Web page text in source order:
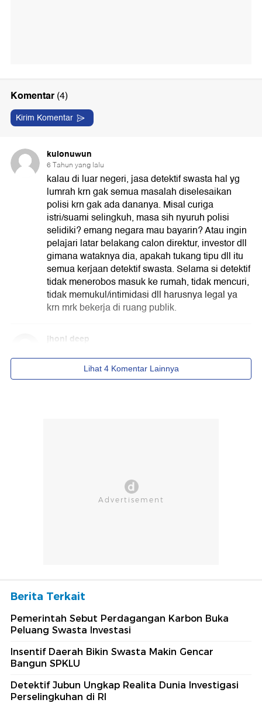
Berita Terkait
Pemerintah Sebut Perdagangan Karbon Buka
Peluang Swasta Investasi
Insentif Daerah Bikin Swasta Makin Gencar
Bangun SPKLU
Detektif Jubun Ungkap Realita Dunia Investigasi
Perselingkuhan di RI